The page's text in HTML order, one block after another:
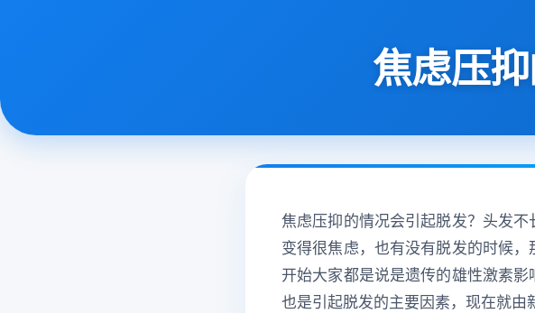
焦虑压
焦虑压抑的情况会引起脱发？头发
变得很焦虑，也有没有脱发的时候
开始大家都是说是遗传的雄性激素
也是引起脱发的主要因素，现在就由